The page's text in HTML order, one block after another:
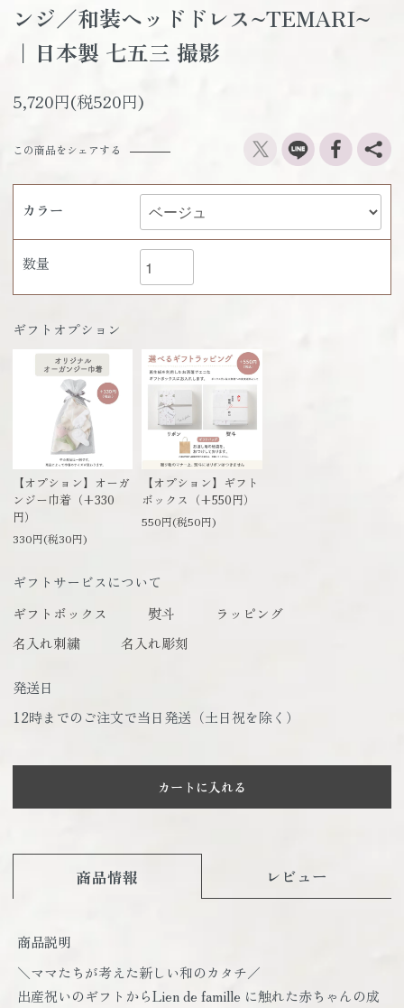
ンジ／和装ヘッドドレス~TEMARI~
｜日本製 七五三 撮影
5,720円(税520円)
この商品をシェアする
カラー
数量
ギフトオプション
【オプション】オーガ
ンジー巾着（+330
円）
330円(税30円)
【オプション】ギフト
ボックス（+550円）
550円(税50円)
ギフトサービスについて
ギフトボックス
熨斗
ラッピング
名入れ刺繍
名入れ彫刻
発送日
12時までのご注文で当日発送（土日祝を除く）
カートに入れる
商品情報 レビュー
商品説明
＼ママたちが考えた新しい和のカタチ／
出産祝いのギフトからLien de famille に触れた赤ちゃんの成